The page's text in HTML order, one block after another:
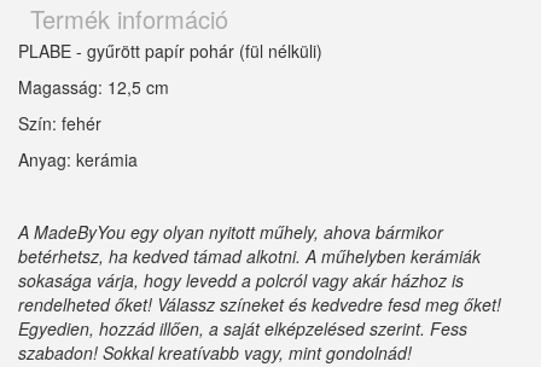
Termék információ
PLABE - gyűrött papír pohár (fül nélküli)
Magasság: 12,5 cm
Szín: fehér
Anyag: kerámia
A MadeByYou egy olyan nyitott műhely, ahova bármikor
betérhetsz, ha kedved támad alkotni. A műhelyben kerámiák
sokasága várja, hogy levedd a polcról vagy akár házhoz is
rendelheted őket! Válassz színeket és kedvedre fesd meg őket!
Egyedien, hozzád illően, a saját elképzelésed szerint. Fess
szabadon! Sokkal kreatívabb vagy, mint gondolnád!